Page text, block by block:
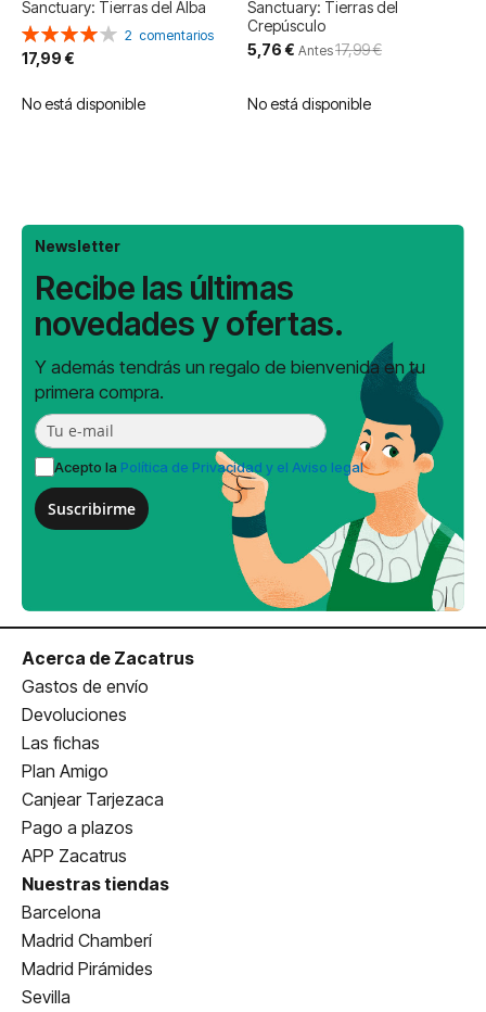
Sanctuary: Tierras del Alba
Valoración:
80%
2 comentarios
17,99 €
No está disponible
Sanctuary: Tierras del
Crepúsculo
Precio
especial
5,76 € Antes17,99 €
No está disponible
Newsletter
Recibe las últimas
novedades y ofertas.
Y además tendrás un regalo de bienvenida en tu
primera compra.
Acepto la Política de Privacidad y el Aviso legal
Suscribirme
Acerca de Zacatrus
Gastos de envío
Devoluciones
Las fichas
Plan Amigo
Canjear Tarjezaca
Pago a plazos
APP Zacatrus
Nuestras tiendas
Barcelona
Madrid Chamberí
Madrid Pirámides
Sevilla